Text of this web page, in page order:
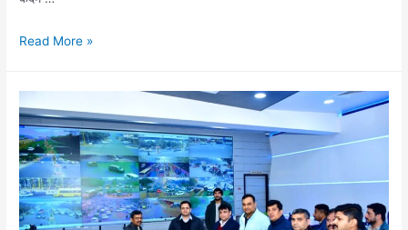
एशिया
2026,
थाईलैंड
के
लिए
रविंद्र
त्यागी
Read More »